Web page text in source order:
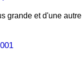
grande et d'une autre